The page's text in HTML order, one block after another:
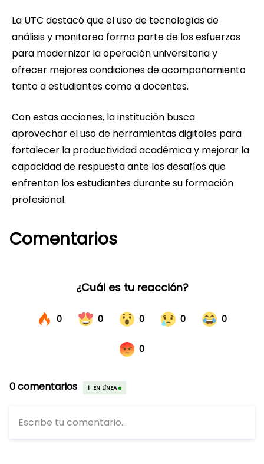
La UTC destacó que el uso de tecnologías de
análisis y monitoreo forma parte de los esfuerzos
para modernizar la operación universitaria y
ofrecer mejores condiciones de acompañamiento
tanto a estudiantes como a docentes.
Con estas acciones, la institución busca
aprovechar el uso de herramientas digitales para
fortalecer la productividad académica y mejorar la
capacidad de respuesta ante los desafíos que
enfrentan los estudiantes durante su formación
profesional.
Comentarios